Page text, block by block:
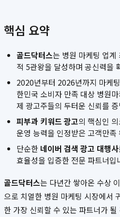
핵심 요약
골드닥터스는 병원 마케팅 업
적 5관왕을 달성하며 공신력을
2020년부터 2026년까지 마케
한민국 소비자 만족 대상 병원
제 광고주들의 두터운 신뢰를
피부과 키워드 광고의 핵심인
운영 능력을 인정받은 고객만족
단순한 네이버 검색 광고 대행사
효율성을 입증한 전문 파트너입
골드닥터스는 다년간 쌓아온 수상
으로 치열한 병원 마케팅 시장에서
한 가장 신뢰할 수 있는 파트너가